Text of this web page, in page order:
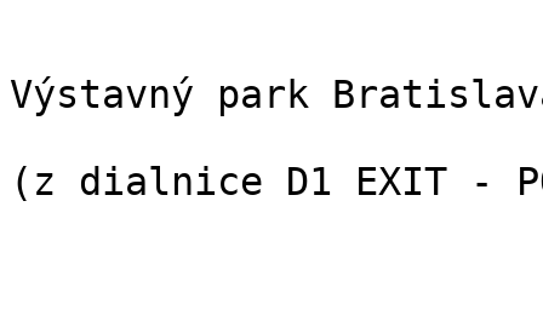
Výstavný park
(z dialnice D1 EXIT -